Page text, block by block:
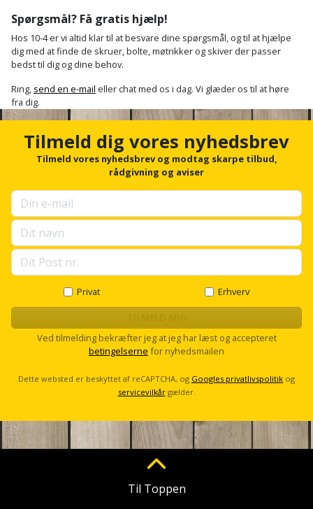
og
svejsemaskine
Tagpladeværktøj
Trekantsliber
Vægscanner
Varmekanon
Varmepistol
Vinkelsliber
Vinkelslibertilbehør
Spørgsmål? Få gratis hjælp!
Hos 10-4 er vi altid klar til at besvare dine spørgsmål, og til at hjælpe
dig med at finde de skruer, bolte, møtrikker og skiver der passer
bedst til dig og dine behov.
Ring, send en e-mail eller chat med os i dag. Vi glæder os til at høre
fra dig.
Tilmeld dig vores nyhedsbrev
Tilmeld vores nyhedsbrev og modtag skarpe tilbud,
rådgivning og aviser
Privat Erhverv
Ved tilmelding bekræfter jeg at jeg har læst og accepteret
betingelserne for nyhedsmailen
Dette websted er beskyttet af reCAPTCHA, og Googles privatlivspolitik og
servicevilkårgælder.
Til Toppen